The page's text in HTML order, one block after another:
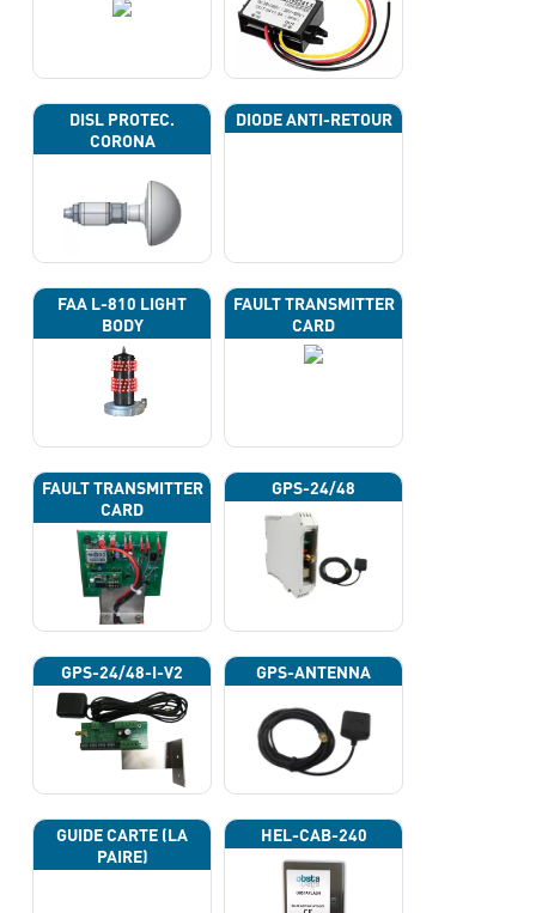
DISL PROTEC.
CORONA
DIODE ANTI-RETOUR
FAA L-810 LIGHT
BODY
FAULT TRANSMITTER
CARD
FAULT TRANSMITTER
CARD
GPS-24/48
GPS-24/48-I-V2 GPS-ANTENNA
GUIDE CARTE (LA
PAIRE)
HEL-CAB-240